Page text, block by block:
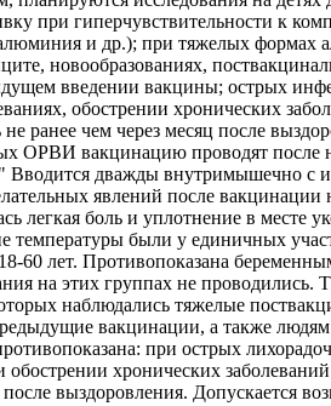
при гиперчувствительности к
и др.); при тяжелых формах
новообразованиях,
введении вакцины; острых
обострении хронических
ранее чем через месяц после
ОРВИ вакцинацию проводят после
Вводится дважды внутримышечно с
явлений после вакцинации
легкая боль и уплотнение в месте
температуры были у единичных
60 лет. Противопоказана
на этих группах не проводились.
наблюдались тяжелые
вакцинации, а также
при острых
хронических
выздоровления. Допускается